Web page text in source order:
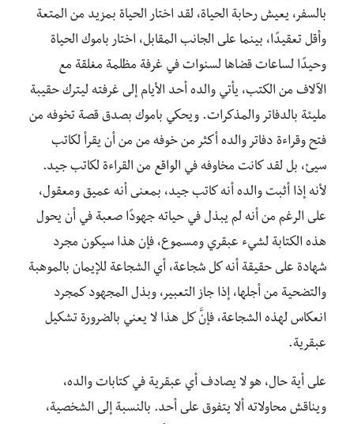
بالسفر، يعيش رحابة الحياة، لقد اختار الحياة بمزيد من المتعة
وأقل تعقيدًا، بينما على الجانب المقابل، اختار باموك الحياة
وحيدًا لساعات قضاها لسنوات في غرفة مظلمة مغلقة مع
الآلاف من الكتب، يأتي والده أحد الأيام إلى غرفته ليترك حقيبة
مليئة بالدفاتر والمذكرات. ويحكي باموك بصدق قصة تخوفه من
فتح وقراءة دفاتر والده أكثر من خوفه من من أن يقرأ لكاتب
سيئ، بل لقد كانت مخاوفه في الواقع من القراءة لكاتب جيد.
لأنه إذا أثبت والده أنه كاتب جيد، بمعنى أنه عميق ومعقول،
على الرغم من أنه لم يبذل في حياته جهودًا صعبة في أن يحول
هذه الكتابة لشيء عبقري ومسموع، فإن هذا سيكون مجرد
شهادة على حقيقة أنه كل شجاعة، أي الشجاعة للإيمان بالموهبة
والتضحية من أجلها، إذا جاز التعبير، وبذل المجهود كمجرد
انعكاس لهذه الشجاعة، فإنَّ كل هذا لا يعني بالضرورة تشكيل
عبقرية.
على أية حال، هو لا يصادف أي عبقرية في كتابات والده،
ويناقش محاولاته ألا يتفوق على أحد. بالنسبة إلى الشخصية،